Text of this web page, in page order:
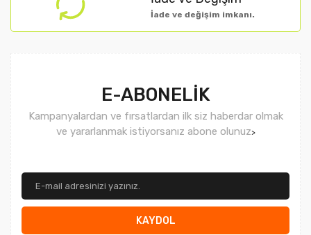
İade ve değişim imkanı.
E-ABONELİK
Kampanyalardan ve fırsatlardan ilk siz haberdar olmak
ve yararlanmak istiyorsanız abone olunuz>
KAYDOL